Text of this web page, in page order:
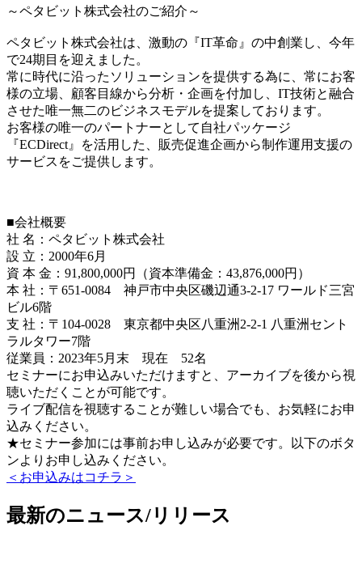
～ペタビット株式会社のご紹介～
ペタビット株式会社は、激動の『IT革命』の中創業し、今年
で24期目を迎えました。
常に時代に沿ったソリューションを提供する為に、常にお客
様の立場、顧客目線から分析・企画を付加し、IT技術と融合
させた唯一無二のビジネスモデルを提案しております。
お客様の唯一のパートナーとして自社パッケージ
『ECDirect』を活用した、販売促進企画から制作運用支援の
サービスをご提供します。
■会社概要
社 名：ペタビット株式会社
設 立：2000年6月
資 本 金：91,800,000円（資本準備金：43,876,000円）
本 社：〒651-0084 神戸市中央区磯辺通3-2-17 ワールド三宮
ビル6階
支 社：〒104-0028 東京都中央区八重洲2-2-1 八重洲セント
ラルタワー7階
従業員：2023年5月末 現在 52名
セミナーにお申込みいただけますと、アーカイブを後から視
聴いただくことが可能です。
ライブ配信を視聴することが難しい場合でも、お気軽にお申
込みください。
★セミナー参加には事前お申し込みが必要です。以下のボタ
ンよりお申し込みください。
＜お申込みはコチラ＞
最新のニュース/リリース